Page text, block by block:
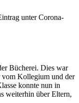
unter Corona-
Bücherei. Dies war
vom Kollegium und der
konnte nun in
weiterhin über Eltern,